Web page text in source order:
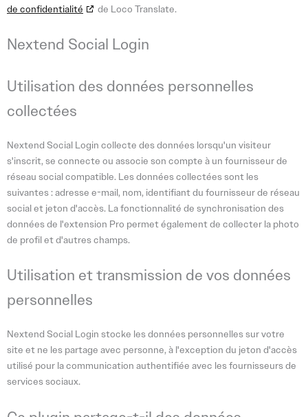
de confidentialité de Loco Translate.
Nextend Social Login
Utilisation des données personnelles
collectées
Nextend Social Login collecte des données lorsqu'un visiteur
s'inscrit, se connecte ou associe son compte à un fournisseur de
réseau social compatible. Les données collectées sont les
suivantes : adresse e-mail, nom, identifiant du fournisseur de réseau
social et jeton d'accès. La fonctionnalité de synchronisation des
données de l'extension Pro permet également de collecter la photo
de profil et d'autres champs.
Utilisation et transmission de vos données
personnelles
Nextend Social Login stocke les données personnelles sur votre
site et ne les partage avec personne, à l'exception du jeton d'accès
utilisé pour la communication authentifiée avec les fournisseurs de
services sociaux.